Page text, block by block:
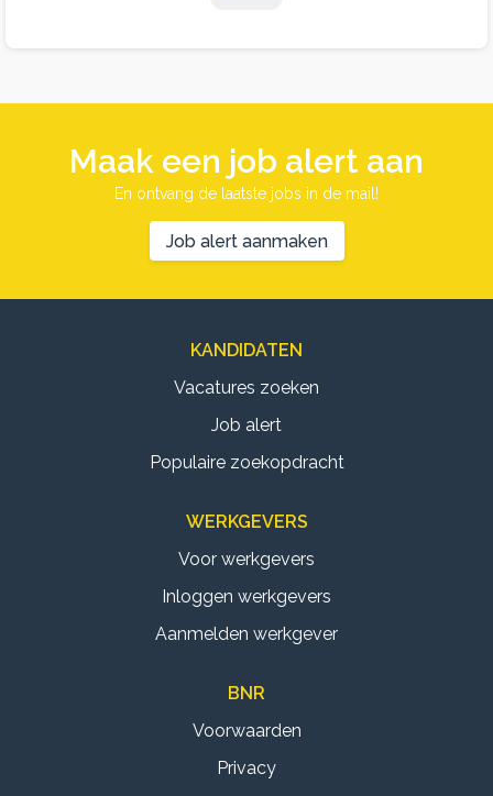
Maak een job alert aan
En ontvang de laatste jobs in de mail!
Job alert aanmaken
KANDIDATEN
Vacatures zoeken
Job alert
Populaire zoekopdracht
WERKGEVERS
Voor werkgevers
Inloggen werkgevers
Aanmelden werkgever
BNR
Voorwaarden
Privacy